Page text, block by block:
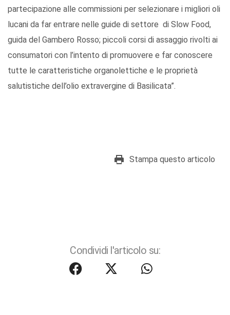
partecipazione alle commissioni per selezionare i migliori oli
lucani da far entrare nelle guide di settore di Slow Food,
guida del Gambero Rosso; piccoli corsi di assaggio rivolti ai
consumatori con l’intento di promuovere e far conoscere
tutte le caratteristiche organolettiche e le proprietà
salutistiche dell’olio extravergine di Basilicata”.
Stampa questo articolo
Condividi l'articolo su: